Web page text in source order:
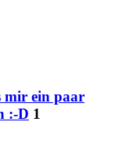
mir ein paar
:-D 1